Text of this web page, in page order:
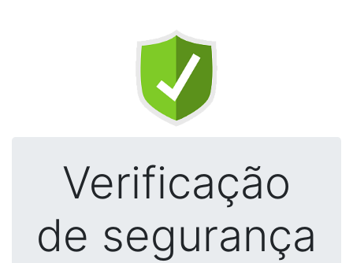
Verificação
de segurança